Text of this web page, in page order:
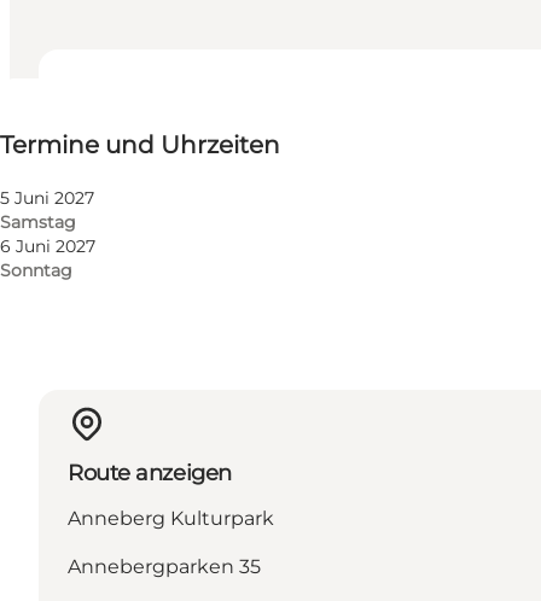
Termine und Uhrzeiten
5 Juni 2027
Samstag
6 Juni 2027
Sonntag
Website besuchen
Kinder, Freunde, Mein Partner, Mir selbst, Mein
Route anzeigen
Anneberg Kulturpark
Annebergparken 35